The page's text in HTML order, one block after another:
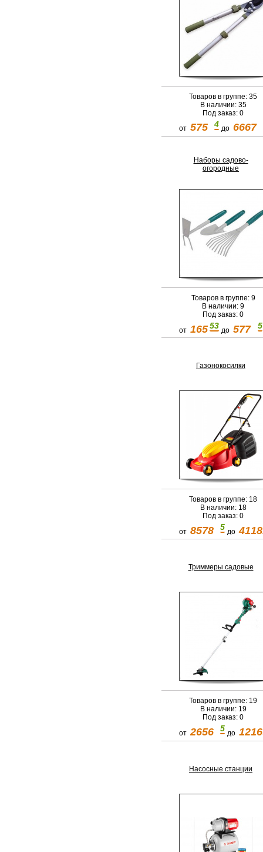
Товаров в группе: 35
В наличии: 35
Под заказ: 0
от 575 4до6667
Наборы садово-
огородные
Товаров в группе: 9
В наличии: 9
Под заказ: 0
от 165 53до577 5
Газонокосилки
Товаров в группе: 18
В наличии: 18
Под заказ: 0
от 8578 5до
Триммеры садовые
Товаров в группе: 19
В наличии: 19
Под заказ: 0
от2656 5до
Насосные станции